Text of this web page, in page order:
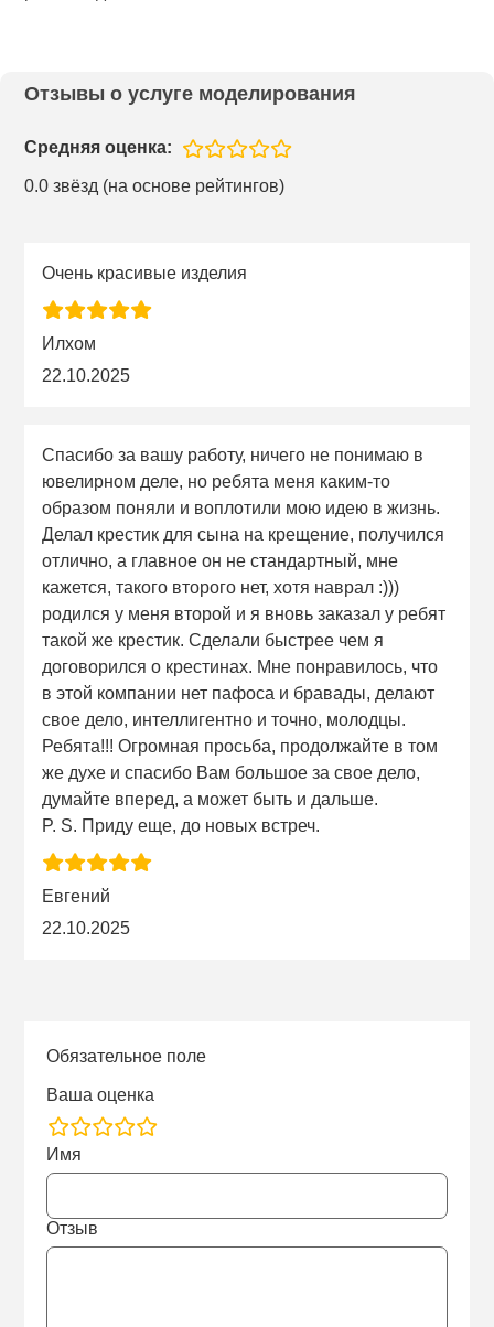
Отзывы о услуге моделирования
Средняя оценка:
0.0 звёзд (на основе рейтингов)
Очень красивые изделия
Илхом
22.10.2025
Спасибо за вашу работу, ничего не понимаю в
ювелирном деле, но ребята меня каким-то
образом поняли и воплотили мою идею в жизнь.
Делал крестик для сына на крещение, получился
отлично, а главное он не стандартный, мне
кажется, такого второго нет, хотя наврал :)))
родился у меня второй и я вновь заказал у ребят
такой же крестик. Сделали быстрее чем я
договорился о крестинах. Мне понравилось, что
в этой компании нет пафоса и бравады, делают
свое дело, интеллигентно и точно, молодцы.
Ребята!!! Огромная просьба, продолжайте в том
же духе и спасибо Вам большое за свое дело,
думайте вперед, а может быть и дальше.
P. S. Приду еще, до новых встреч.
Евгений
22.10.2025
Обязательное поле
Ваша оценка
rating
fields
Имя
Отзыв